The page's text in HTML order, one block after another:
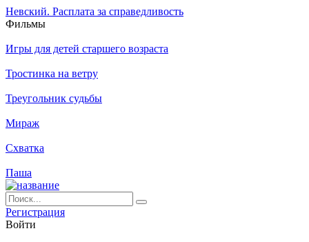
Невский. Расплата за справедливость
Филь­мы
Игры для детей старшего возраста
Тростинка на ветру
Треугольник судьбы
Мираж
Схватка
Паша
Ре­ги­ст­ра­ция
Вой­ти